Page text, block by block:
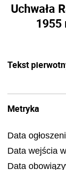
Uchwała
1955
Tekst
Metryka
Data
Data wejścia
Data